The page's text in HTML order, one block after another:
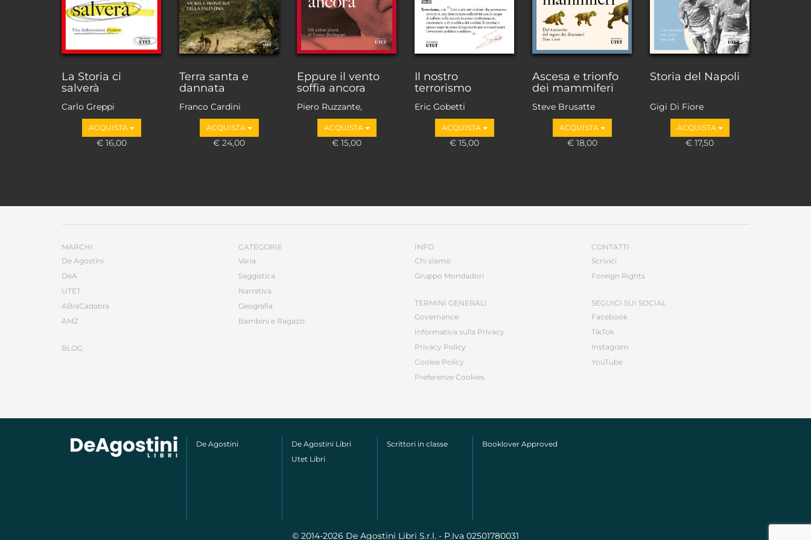
La Storia ci
salverà
Carlo Greppi
ACQUISTA
€ 16,00
Terra santa e
dannata
Franco Cardini
ACQUISTA
€ 24,00
Eppure il vento
soffia ancora
Piero Ruzzante,
Antonio Martini
ACQUISTA
€ 15,00
Il nostro
terrorismo
Eric Gobetti
ACQUISTA
€ 15,00
Ascesa e trionfo
dei mammiferi
Steve Brusatte
ACQUISTA
€ 18,00
Storia del Napoli
Gigi Di Fiore
ACQUISTA
€ 17,50
MARCHI
De Agostini
DeA
UTET
ABraCadabra
AMZ
BLOG
CATEGORIE
Varia
Saggistica
Narrativa
Geografia
Bambini e Ragazzi
INFO
Chi siamo
Gruppo Mondadori
TERMINI GENERALI
Governance
Informativa sulla Privacy
Privacy Policy
Cookie Policy
Preferenze Cookies
CONTATTI
Scrivici
Foreign Rights
SEGUICI SUI SOCIAL
Facebook
TikTok
Instagram
YouTube
De Agostini
De Agostini Libri
Utet Libri
Scrittori in classe Booklover Approved
© 2014-2026 De Agostini Libri S.r.l. - P.Iva 02501780031